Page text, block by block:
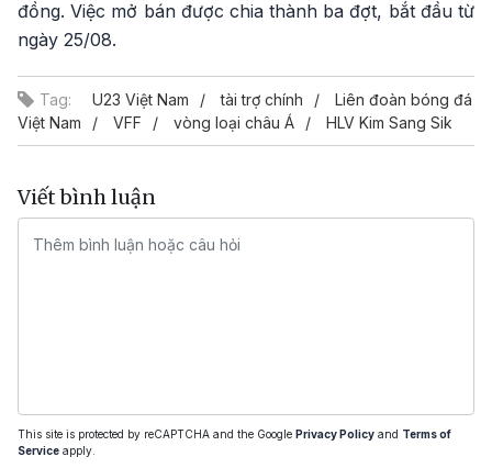
đồng. Việc mở bán được chia thành ba đợt, bắt đầu từ
ngày 25/08.
Tag: U23 Việt Nam tài trợ chính
Liên đoàn bóng đá
Việt Nam
VFF vòng loại châu Á HLV Kim Sang Sik
Viết bình luận
This site is protected by reCAPTCHA and the Google Privacy Policy and Terms of
Service apply.